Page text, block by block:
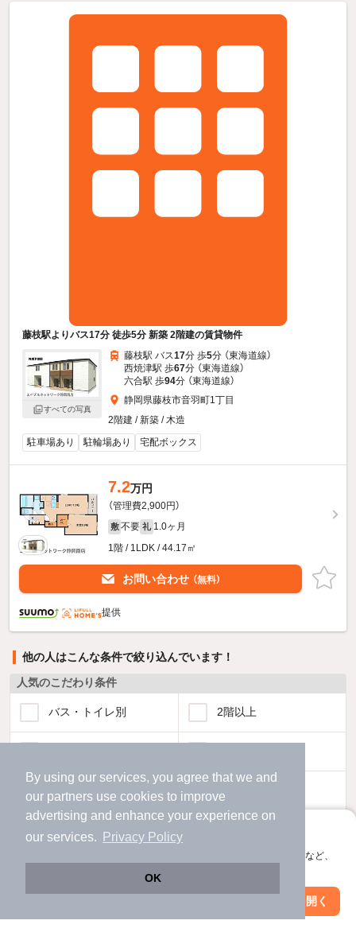
By using our services, you agree that we and
our partners use cookies to improve
advertising and enhance your experience on
our services.
Privacy Policy
OK
アプリに切り替えて、サクサクお部屋探し
会員登録なしですぐ使える。マップ検索やお気に入り保存など、
アプリを開く
藤枝駅よりバス17分 徒歩5分 新築 2階建の賃貸物件
すべての写真
藤枝駅 バス17分 歩5分 （東海道線）
西焼津駅 歩67分 （東海道線）
六合駅 歩94分 （東海道線）
静岡県藤枝市音羽町1丁目
2階建 / 新築 / 木造
駐車場あり
駐輪場あり 宅配ボックス
7.2万円
（管理費2,900円）
敷 不要 礼 1.0ヶ月
1階 / 1LDK / 44.17㎡
お問い合わせ （無料）
提供
他の人はこんな条件で絞り込んでいます！
人気のこだわり条件
バス・トイレ別 2階以上
洗濯機置場あり
エアコンあり
絞り込み条件を変更